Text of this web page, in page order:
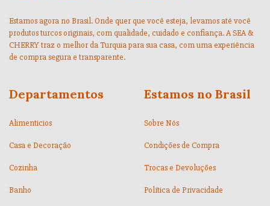
Estamos agora no Brasil. Onde quer que você esteja, levamos até você
produtos turcos originais, com qualidade, cuidado e confiança. A SEA &
CHERRY traz o melhor da Turquia para sua casa, com uma experiência
de compra segura e transparente.
Departamentos
Alimenticios
Casa e Decoração
Cozinha
Banho
Estamos no Brasil
Sobre Nós
Condições de Compra
Trocas e Devoluções
Política de Privacidade